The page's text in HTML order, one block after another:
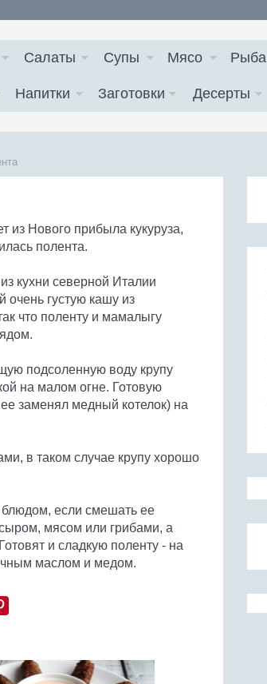
Салаты Супы Мясо Рыба
Напитки Заготовки Десерты
из Нового прибыла кукуруза,
полента.
кухни северной Италии
очень густую кашу из
что поленту и мамалыгу
подсоленную воду крупу
на малом огне. Готовую
заменял медный котелок) на
в таком случае крупу хорошо
блюдом, если смешать ее
мясом или грибами, а
и сладкую поленту - на
маслом и медом.